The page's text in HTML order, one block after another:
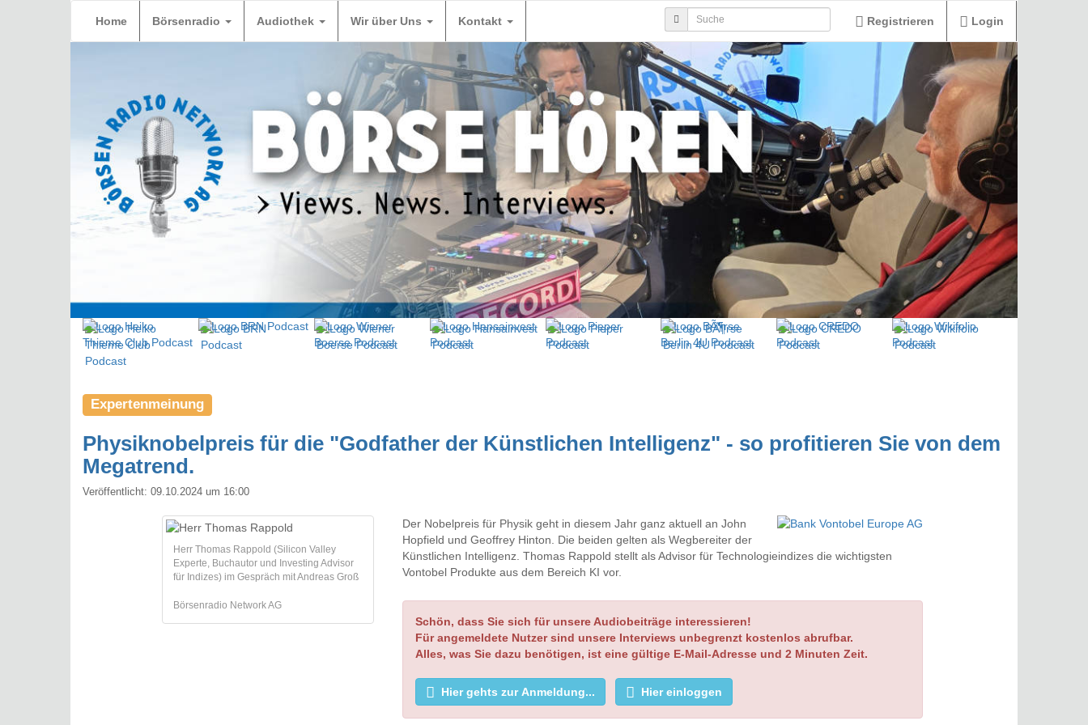
Home Börsenradio Audiothek Wir über Uns Kontakt Registrieren Login
Expertenmeinung
Physiknobelpreis für die "Godfather der Künstlichen Intelligenz" - so profitieren Sie von dem
Megatrend.
Veröffentlicht: 09.10.2024 um 16:00
Herr Thomas Rappold (Silicon Valley
Experte, Buchautor und Investing Advisor
für Indizes) im Gespräch mit Andreas Groß
Börsenradio Network AG
Der Nobelpreis für Physik geht in diesem Jahr ganz aktuell an John
Hopfield und Geoffrey Hinton. Die beiden gelten als Wegbereiter der
Künstlichen Intelligenz. Thomas Rappold stellt als Advisor für Technologieindizes die wichtigsten
Vontobel Produkte aus dem Bereich KI vor.
Schön, dass Sie sich für unsere Audiobeiträge interessieren!
Für angemeldete Nutzer sind unsere Interviews unbegrenzt kostenlos abrufbar.
Alles, was Sie dazu benötigen, ist eine gültige E-Mail-Adresse und 2 Minuten Zeit.
Hier gehts zur Anmeldung... Hier einloggen